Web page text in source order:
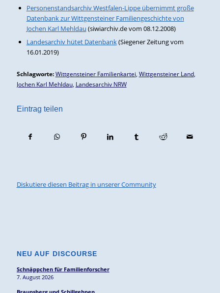
Personenstandsarchiv Westfalen-Lippe übernimmt große
Datenbank zur Wittgensteiner Familiengeschichte von
Jochen Karl Mehldau (siwiarchiv.de vom 08.12.2008)
Landesarchiv hütet Datenbank(Siegener Zeitung vom
16.01.2019)
Schlagworte: Wittgensteiner Familienkartei, Wittgensteiner Land,
Jochen Karl Mehldau, Landesarchiv NRW
Eintrag teilen
Diskutiere diesen Beitrag in unserer Community
NEU AUF DISCOURSE
Schnäppchen für Familienforscher
7. August 2026